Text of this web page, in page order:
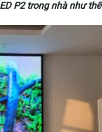
dụng tốt ngay cả
màu sắc rất tốt, tạo
rõ nét.